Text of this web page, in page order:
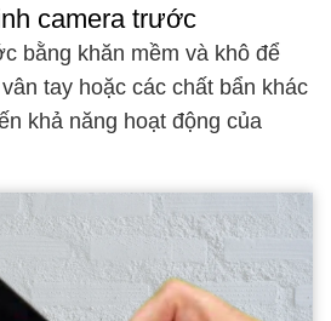
camera trước
bằng khăn mềm và khô để
tay hoặc các chất bẩn khác
khả năng hoạt động của